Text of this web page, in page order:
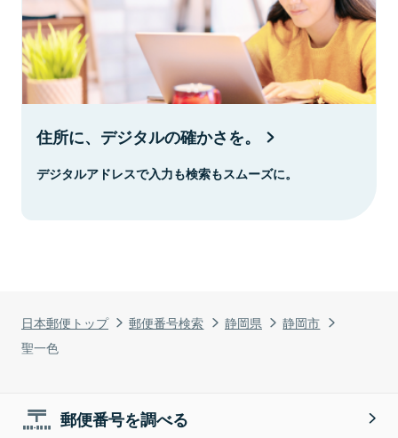
日本郵便トップ 郵便番号検索 静岡県
静岡市
聖一色
住所に、デジタルの確かさを。
デジタルアドレスで入力も検索もスムーズに。
郵便番号を調べる